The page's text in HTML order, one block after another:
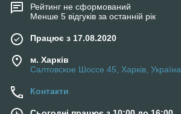
Рейтинг не сформований
Менше 5 відгуків за останній рік
Працює з 17.08.2020
м. Харків
Салтовское Шоссе 45, Харків, Україна
Контакти